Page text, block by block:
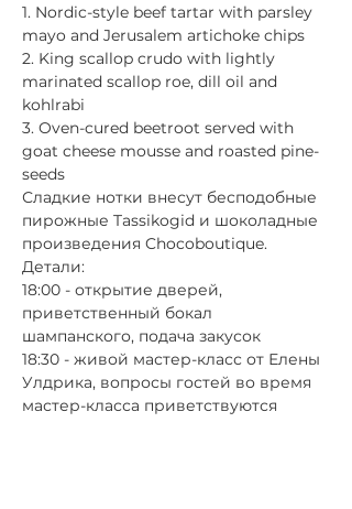
1. Nordic-style beef tartar with parsley
mayo and Jerusalem artichoke chips
2. King scallop crudo with lightly
marinated scallop roe, dill oil and
kohlrabi
3. Oven-cured beetroot served with
goat cheese mousse and roasted pine-
seeds
Сладкие нотки внесут бесподобные
пирожные Tassikogid и шоколадные
произведения Chocoboutique.
Детали:
18:00 - открытие дверей,
приветственный бокал
шампанского, подача закусок
18:30 - живой мастер-класс от Елены
Улдрика, вопросы гостей во время
мастер-класса приветствуются